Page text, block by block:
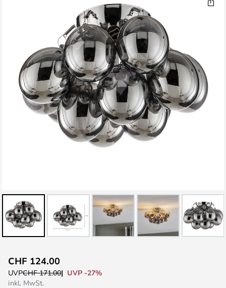
Anfang
der
CHF 124.00
UVPCHF 171.00
UVP -27%
inkl. MwSt.